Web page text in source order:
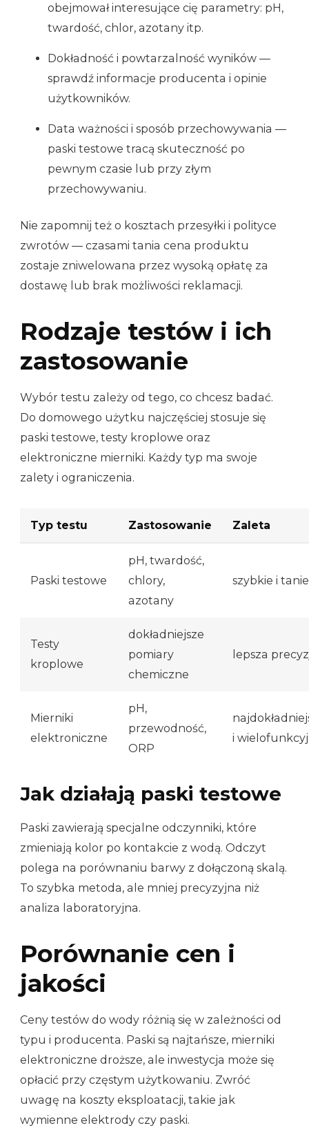
obejmował interesujące cię parametry: pH,
twardość, chlor, azotany itp.
Dokładność i powtarzalność wyników —
sprawdź informacje producenta i opinie
użytkowników.
Data ważności i sposób przechowywania —
paski testowe tracą skuteczność po
pewnym czasie lub przy złym
przechowywaniu.
Nie zapomnij też o kosztach przesyłki i polityce
zwrotów — czasami tania cena produktu
zostaje zniwelowana przez wysoką opłatę za
dostawę lub brak możliwości reklamacji.
Rodzaje testów i ich
zastosowanie
Wybór testu zależy od tego, co chcesz badać.
Do domowego użytku najczęściej stosuje się
paski testowe, testy kroplowe oraz
elektroniczne mierniki. Każdy typ ma swoje
zalety i ograniczenia.
Typ testu Zastosowanie Zaleta
Paski testowe
pH, twardość,
chlory,
azotany
szybkie i tanie
Testy
kroplowe
dokładniejsze
pomiary
chemiczne
lepsza
Mierniki
elektroniczne
pH,
przewodność,
ORP
i
Jak działają paski testowe
Paski zawierają specjalne odczynniki, które
zmieniają kolor po kontakcie z wodą. Odczyt
polega na porównaniu barwy z dołączoną skalą.
To szybka metoda, ale mniej precyzyjna niż
analiza laboratoryjna.
Porównanie cen i
jakości
Ceny testów do wody różnią się w zależności od
typu i producenta. Paski są najtańsze, mierniki
elektroniczne droższe, ale inwestycja może się
opłacić przy częstym użytkowaniu. Zwróć
uwagę na koszty eksploatacji, takie jak
wymienne elektrody czy paski.